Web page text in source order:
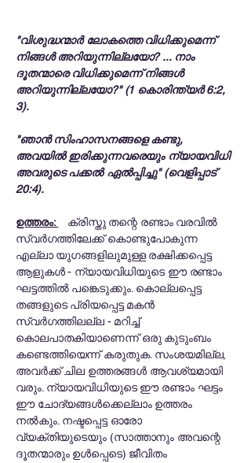
"വിശുദ്ധന്മാർ ലോകത്തെ വിധിക്കുമെന്ന്
നിങ്ങൾ അറിയുന്നില്ലയോ? ... നാം
ദൂതന്മാരെ വിധിക്കുമെന്ന് നിങ്ങൾ
അറിയുന്നില്ലയോ?" (1 കൊരിന്ത്യർ 6:2,
3).
"ഞാൻ സിംഹാസനങ്ങളെ കണ്ടു,
അവയിൽ ഇരിക്കുന്നവരെയും ന്യായവിധി
അവരുടെ പക്കൽ ഏൽപ്പിച്ചു" (വെളിപ്പാട്
20:4).
ഉത്തരം:
ക്രിസ്തു തന്റെ രണ്ടാം വരവിൽ
സ്വർഗത്തിലേക്ക് കൊണ്ടുപോകുന്ന
എല്ലാ യുഗങ്ങളിലുമുള്ള രക്ഷിക്കപ്പെട്ട
ആളുകൾ - ന്യായവിധിയുടെ ഈ രണ്ടാം
ഘട്ടത്തിൽ പങ്കെടുക്കും. കൊല്ലപ്പെട്ട
തങ്ങളുടെ പ്രിയപ്പെട്ട മകൻ
സ്വർഗത്തിലല്ല - മറിച്ച്
കൊലപാതകിയാണെന്ന് ഒരു കുടുംബം
കണ്ടെത്തിയെന്ന് കരുതുക. സംശയമില്ല,
അവർക്ക് ചില ഉത്തരങ്ങൾ ആവശ്യമായി
വരും. ന്യായവിധിയുടെ ഈ രണ്ടാം ഘട്ടം
ഈ ചോദ്യങ്ങൾക്കെല്ലാം ഉത്തരം
നൽകും. നഷ്ടപ്പെട്ട ഓരോ
വ്യക്തിയുടെയും (സാത്താനും അവന്റെ
ദൂതന്മാരും ഉൾപ്പെടെ) ജീവിതം